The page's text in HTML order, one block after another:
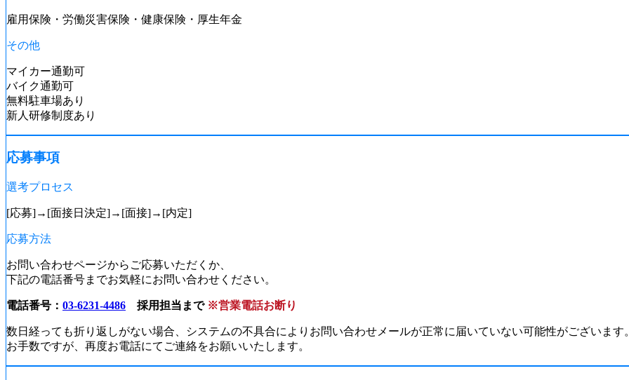
雇用保険・労働災害保険・健康保険・厚生年金
その他
マイカー通勤可
バイク通勤可
無料駐車場あり
新人研修制度あり
応募事項
選考プロセス
[応募]→[面接日決定]→[面接]→[内定]
応募方法
お問い合わせページからご応募いただくか、
下記の電話番号までお気軽にお問い合わせください。
電話番号： 03-6231-4486 採用担当まで ※営業電話お断り
数日経っても折り返しがない場合、システムの不具合によりお問い合わせメールが正常に届いていない可能性がございます
お手数ですが、再度お電話にてご連絡をお願いいたします。